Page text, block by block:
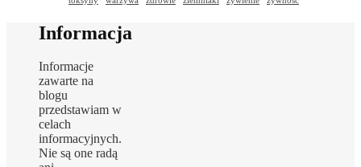
Informacja
Informacje
zawarte na
blogu
przedstawiam w
celach
informacyjnych.
Nie są one radą